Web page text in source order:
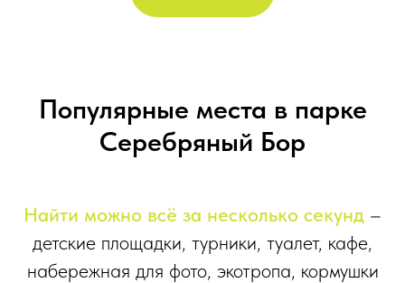
Популярные места в парке
Серебряный Бор
Найти можно всё за несколько секунд –
детские площадки, турники, туалет, кафе,
набережная для фото, экотропа, кормушки